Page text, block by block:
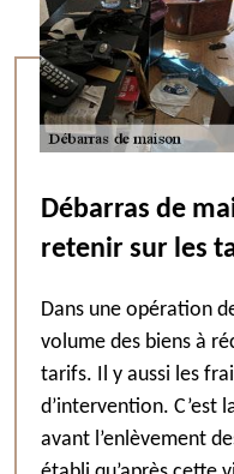
Débarras de
retenir sur les
Dans une opération
volume des biens à
tarifs. Il y aussi les
d’intervention. C’est
avant l’enlèvement